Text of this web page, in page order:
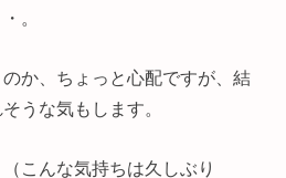
。
か、ちょっと心配ですが、結
うな気もします。
こんな気持ちは久しぶり